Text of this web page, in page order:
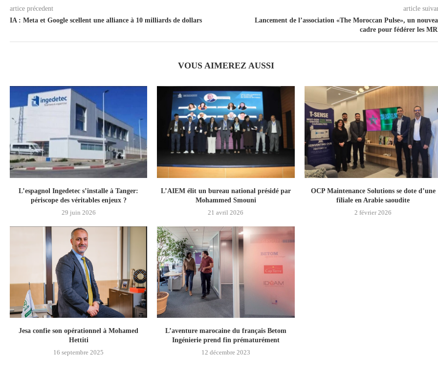
artice précedent
IA : Meta et Google scellent une alliance à 10 milliards de dollars
article
Lancement de l’association «The Moroccan Pulse», un
cadre pour fédérer les
VOUS AIMEREZ AUSSI
L’espagnol Ingedetec s’installe à Tanger:
périscope des véritables enjeux ?
29 juin 2026
L’AIEM élit un bureau national présidé par
Mohammed Smouni
21 avril 2026
OCP Maintenance Solutions se dote d’une
filiale en Arabie saoudite
2 février 2026
Jesa confie son opérationnel à Mohamed
Hettiti
16 septembre 2025
L’aventure marocaine du français Betom
Ingénierie prend fin prématurément
12 décembre 2023